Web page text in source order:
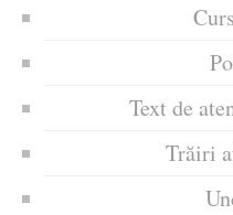
Text de
Trăiri